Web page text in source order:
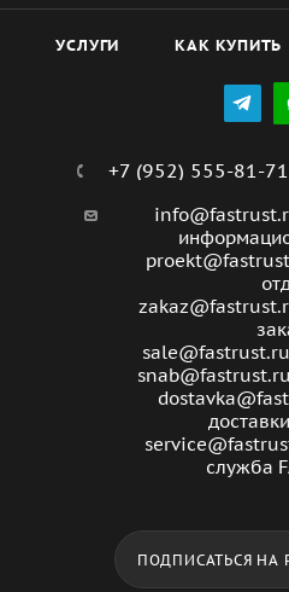
УСЛУГИ КАК КУПИТЬ
+7 (952) 555-81-71
служба
ПОДПИСАТЬСЯ НА